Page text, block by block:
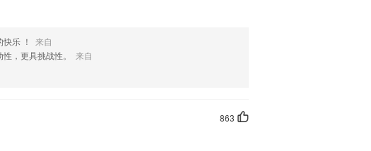
乐 ！
来自
，更具挑战性。
来自
863